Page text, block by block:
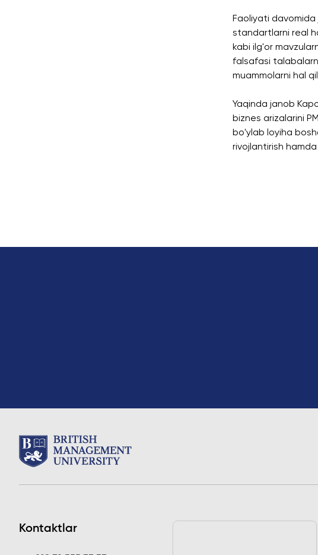
Faoliyati
standartlarni real
kabi ilg'or
falsafasi
muammolarni hal
Yaqinda janob
biznes arizalarini
bo'ylab loyiha
rivojlantirish
Kontaktlar